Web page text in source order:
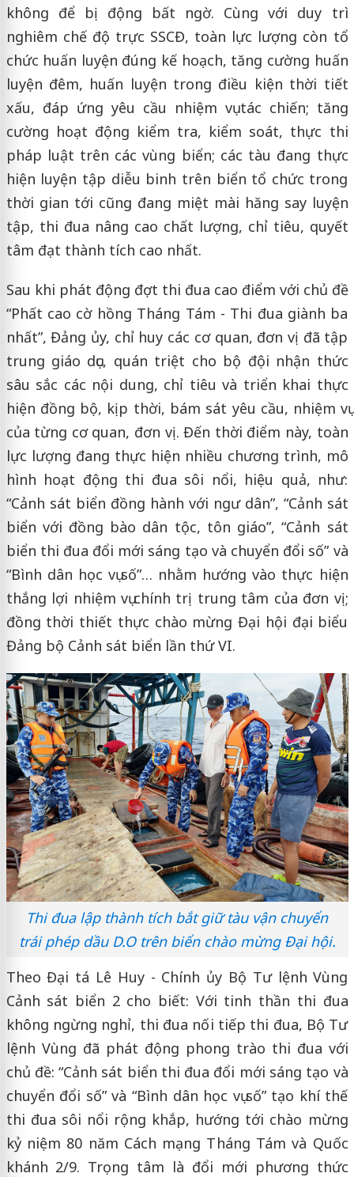
không để bị động bất ngờ. Cùng với duy trì
nghiêm chế độ trực SSCĐ, toàn lực lượng còn tổ
chức huấn luyện đúng kế hoạch, tăng cường huấn
luyện đêm, huấn luyện trong điều kiện thời tiết
xấu, đáp ứng yêu cầu nhiệm vụ tác chiến; tăng
cường hoạt động kiểm tra, kiểm soát, thực thi
pháp luật trên các vùng biển; các tàu đang thực
hiện luyện tập diễu binh trên biển tổ chức trong
thời gian tới cũng đang miệt mài hăng say luyện
tập, thi đua nâng cao chất lượng, chỉ tiêu, quyết
tâm đạt thành tích cao nhất.
Sau khi phát động đợt thi đua cao điểm với chủ đề
“Phất cao cờ hồng Tháng Tám - Thi đua giành ba
nhất”, Đảng ủy, chỉ huy các cơ quan, đơn vị đã tập
trung giáo dục, quán triệt cho bộ đội nhận thức
sâu sắc các nội dung, chỉ tiêu và triển khai thực
hiện đồng bộ, kịp thời, bám sát yêu cầu, nhiệm vụ
của từng cơ quan, đơn vị. Đến thời điểm này, toàn
lực lượng đang thực hiện nhiều chương trình, mô
hình hoạt động thi đua sôi nổi, hiệu quả, như:
“Cảnh sát biển đồng hành với ngư dân”, “Cảnh sát
biển với đồng bào dân tộc, tôn giáo”, “Cảnh sát
biển thi đua đổi mới sáng tạo và chuyển đổi số” và
“Bình dân học vụ số”… nhằm hướng vào thực hiện
thắng lợi nhiệm vụ chính trị trung tâm của đơn vị;
đồng thời thiết thực chào mừng Đại hội đại biểu
Đảng bộ Cảnh sát biển lần thứ VI.
Thi đua lập thành tích bắt giữ tàu vận chuyển
trái phép dầu D.O trên biển chào mừng Đại hội.
Theo Đại tá Lê Huy - Chính ủy Bộ Tư lệnh Vùng
Cảnh sát biển 2 cho biết: Với tinh thần thi đua
không ngừng nghỉ, thi đua nối tiếp thi đua, Bộ Tư
lệnh Vùng đã phát động phong trào thi đua với
chủ đề: “Cảnh sát biển thi đua đổi mới sáng tạo và
chuyển đổi số” và “Bình dân học vụ số” tạo khí thế
thi đua sôi nổi rộng khắp, hướng tới chào mừng
kỷ niệm 80 năm Cách mạng Tháng Tám và Quốc
khánh 2/9. Trọng tâm là đổi mới phương thức